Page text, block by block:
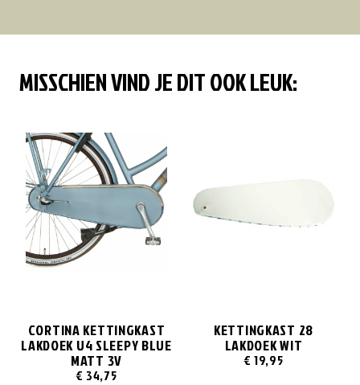
MISSCHIEN VIND JE DIT OOK LEUK:
CORTINA KETTINGKAST
LAKDOEK U4 SLEEPY BLUE
MATT 3V
€ 34,75
KETTINGKAST 28
LAKDOEK WIT
€ 19,95